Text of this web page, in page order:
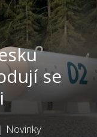
se
| Novinky